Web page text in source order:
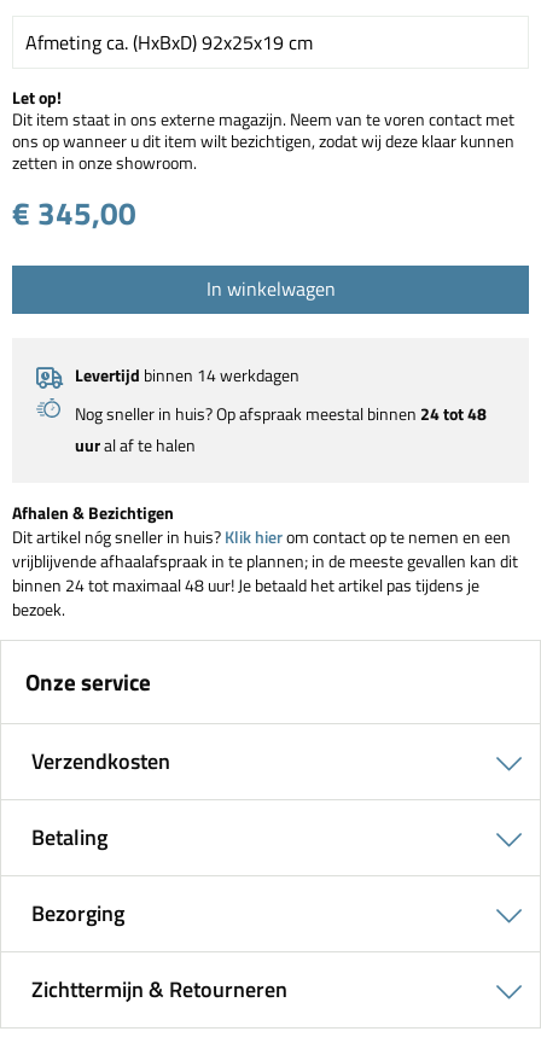
Afmeting ca. (HxBxD) 92x25x19 cm
Let op!
Dit item staat in ons externe magazijn. Neem van te voren contact met
ons op wanneer u dit item wilt bezichtigen, zodat wij deze klaar kunnen
zetten in onze showroom.
€ 345,00
In winkelwagen
Levertijd binnen 14 werkdagen
Nog sneller in huis? Op afspraak meestal binnen 24 tot 48
uural af te halen
Afhalen & Bezichtigen
Dit artikel nóg sneller in huis?Klik hierom contact op te nemen en een
vrijblijvende afhaalafspraak in te plannen; in de meeste gevallen kan dit
binnen 24 tot maximaal 48 uur! Je betaald het artikel pas tijdens je
bezoek.
Onze service
Verzendkosten
Betaling
Bezorging
Zichttermijn & Retourneren